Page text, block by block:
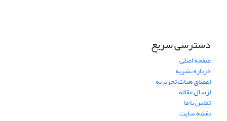
دسترسی سریع
صفحه اصلی
درباره نشریه
اعضای هیات تحریریه
ارسال مقاله
تماس با ما
نقشه سایت